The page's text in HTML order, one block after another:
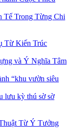
Tế Trong Từng Chi
Từ Kiến Trúc
và Ý Nghĩa Tâm
“khu vườn siêu
lưu kỳ thú sờ sờ
Từ Ý Tưởng